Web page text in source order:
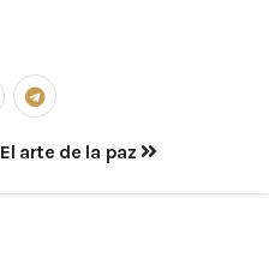
El arte de la paz